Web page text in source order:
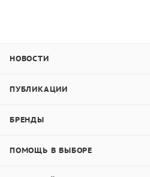
НОВОСТИ
ПУБЛИКАЦИИ
БРЕНДЫ
ПОМОЩЬ В ВЫБОРЕ